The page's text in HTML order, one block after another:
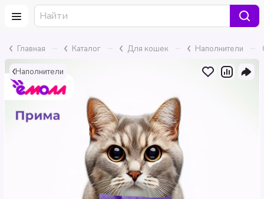
Главная – Каталог – Для кошек – Наполнители –
Наполнители